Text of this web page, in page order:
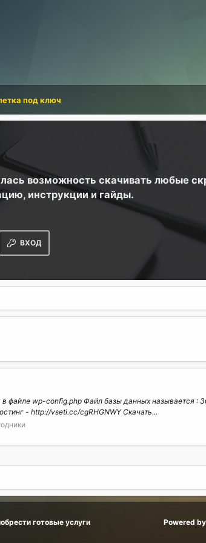
под ключ
возможность скачивать любые
инструкции и гайды.
ВХОД
файле wp-config.php Файл базы данных называется :
- http://vseti.cc/cgRHGNWY Скачать...
готовые услуги Powered